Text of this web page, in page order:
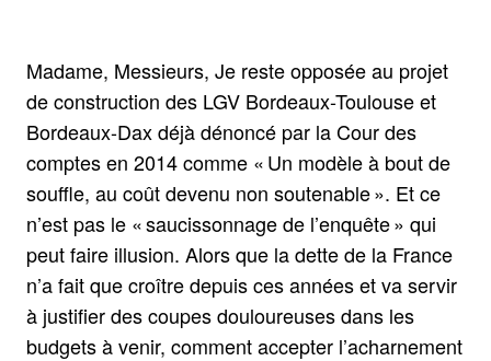
Madame, Messieurs, Je reste opposée au projet
de construction des LGV Bordeaux-Toulouse et
Bordeaux-Dax déjà dénoncé par la Cour des
comptes en 2014 comme « Un modèle à bout de
souffle, au coût devenu non soutenable ». Et ce
n’est pas le « saucissonnage de l’enquête » qui
peut faire illusion. Alors que la dette de la France
n’a fait que croître depuis ces années et va servir
à justifier des coupes douloureuses dans les
budgets à venir, comment accepter l’acharnement